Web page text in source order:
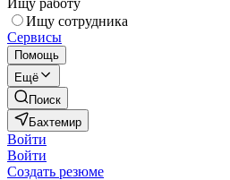
Ищу работу
Ищу сотрудника
Сервисы
Помощь
Ещё
Поиск
Бахтемир
Войти
Войти
Создать резюме